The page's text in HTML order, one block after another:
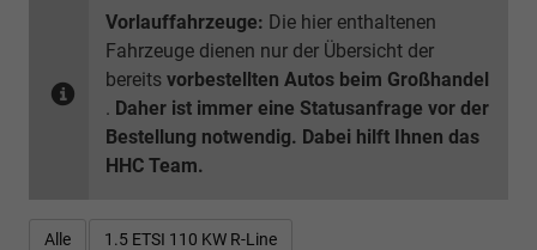
Vorlauffahrzeuge: Die hier enthaltenen
Fahrzeuge dienen nur der Übersicht der
bereits vorbestellten Autos beim Großhandel
. Daher ist immer eine Statusanfrage vor der
Bestellung notwendig. Dabei hilft Ihnen das
HHC Team.
Alle 1.5 ETSI 110 KW R-Line